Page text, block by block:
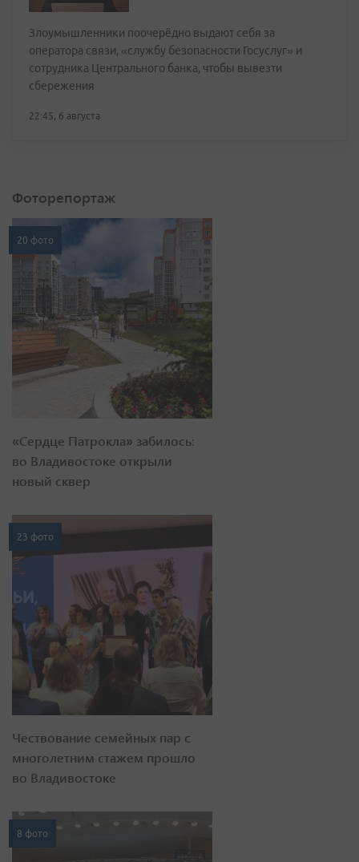
Злоумышленники поочерёдно выдают себя за
оператора связи, «службу безопасности Госуслуг» и
сотрудника Центрального банка, чтобы вывезти
сбережения
22:45, 6 августа
Фоторепортаж
20 фото
«Сердце Патрокла» забилось:
во Владивостоке открыли
новый сквер
23 фото
Чествование семейных пар с
многолетним стажем прошло
во Владивостоке
8 фото